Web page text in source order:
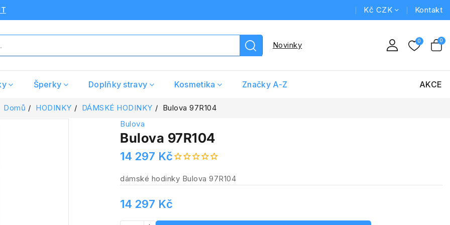
Kč CZK Kontakt
Novinky
Šperky Doplňky stravy Kosmetika Značky A-Z AKCE
Domů HODINKY DÁMSKÉ HODINKY
Bulova 97R104
Bulova
Bulova 97R104
14 297 Kč
dámské hodinky Bulova 97R104
14 297 Kč